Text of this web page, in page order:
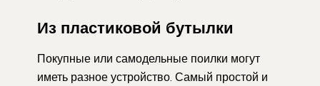
Из пластиковой бутылки
Покупные или самодельные поилки могут
иметь разное устройство. Самый простой и